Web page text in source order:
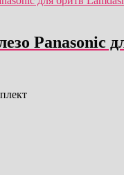
Panasonic